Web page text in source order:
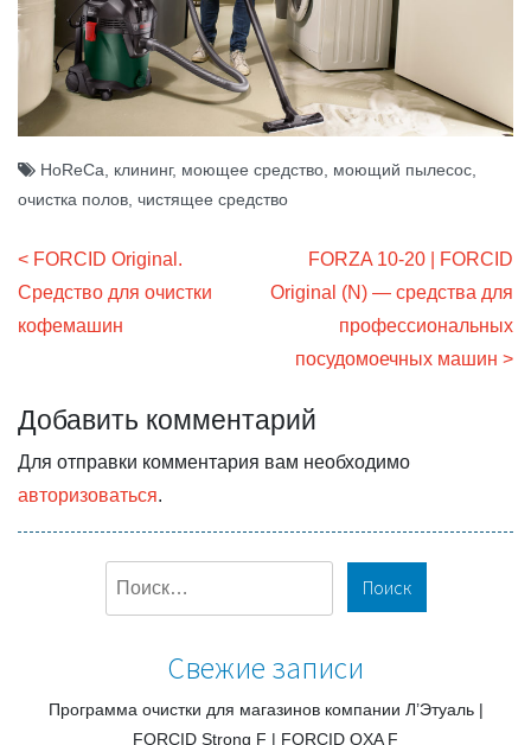
HoReCa, клининг, моющее средство, моющий пылесос,
очистка полов, чистящее средство
Н
а
в
г
а
ц
и
FORCID Original.
Средство для очистки
кофемашин
FORZA 10-20 | FORCID
Original (N) — средства для
профессиональных
посудомоечных машин
Добавить комментарий
Для отправки комментария вам необходимо
авторизоваться.
Свежие записи
Программа очистки для магазинов компании Л’Этуаль
FORCID Strong F
FORCID OXA F